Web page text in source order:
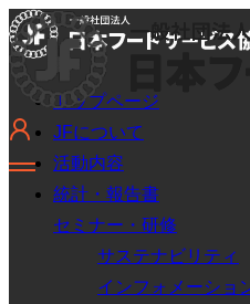
トップページ
JFについて
活動内容
統計・報告書
セミナー・研修
サステナビリティ
インフォメーショ